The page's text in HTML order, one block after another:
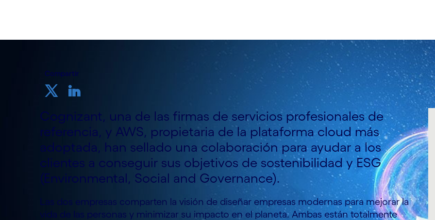
Compartir
Cognizant, una de las firmas de servicios profesionales de
referencia, y AWS, propietaria de la plataforma cloud más
adoptada, han sellado una colaboración para ayudar a los
clientes a conseguir sus objetivos de sostenibilidad y ESG
(Environmental, Social and Governance).
Las dos empresas comparten la visión de diseñar empresas modernas para mejorar la
vida de las personas y minimizar su impacto en el planeta. Ambas están totalmente